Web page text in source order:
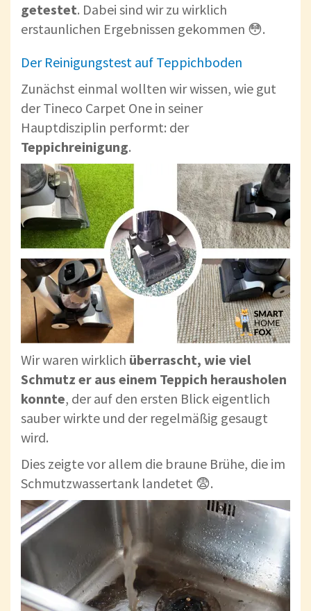
getestet. Dabei sind wir zu wirklich
erstaunlichen Ergebnissen gekommen 😳.
Der Reinigungstest auf Teppichboden
Zunächst einmal wollten wir wissen, wie gut
der Tineco Carpet One in seiner
Hauptdisziplin performt: der
Teppichreinigung.
Wir waren wirklich überrascht, wie viel
Schmutz er aus einem Teppich herausholen
konnte, der auf den ersten Blick eigentlich
sauber wirkte und der regelmäßig gesaugt
wird.
Dies zeigte vor allem die braune Brühe, die im
Schmutzwassertank landetet 😨.